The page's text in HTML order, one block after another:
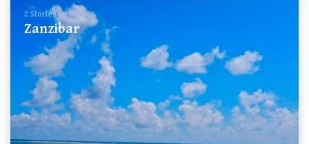
2 Stories
Zanzibar